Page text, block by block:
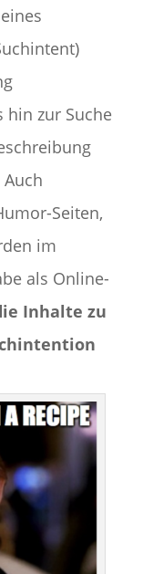
zur Suche
Seiten,
im
als Online-
Inhalte zu